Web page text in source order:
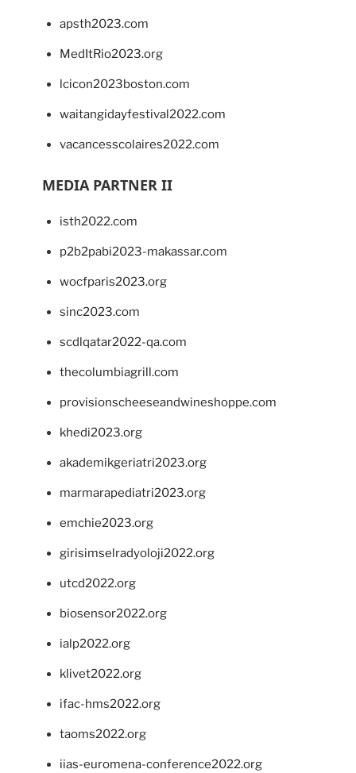
apsth2023.com
MedItRio2023.org
lcicon2023boston.com
waitangidayfestival2022.com
vacancesscolaires2022.com
MEDIA PARTNER II
isth2022.com
p2b2pabi2023-makassar.com
wocfparis2023.org
sinc2023.com
scdlqatar2022-qa.com
thecolumbiagrill.com
provisionscheeseandwineshoppe.com
khedi2023.org
akademikgeriatri2023.org
marmarapediatri2023.org
emchie2023.org
girisimselradyoloji2022.org
utcd2022.org
biosensor2022.org
ialp2022.org
klivet2022.org
ifac-hms2022.org
taoms2022.org
iias-euromena-conference2022.org